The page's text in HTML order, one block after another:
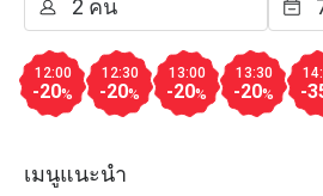
12:00
-20%
12:30
-20%
13:00
-20%
13:30
-20% -
เมนูแนะนำ